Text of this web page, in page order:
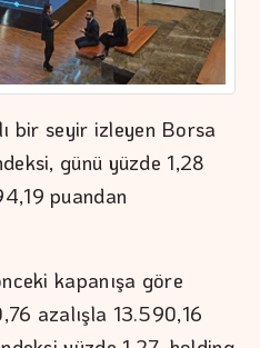
bir seyir izleyen Borsa
günü yüzde 1,28
puandan
kapanışa göre
azalışla 13.590,16